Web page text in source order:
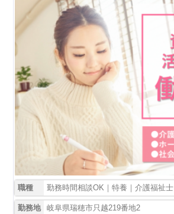
職種 勤務時間相談OK｜特養｜介護福祉士
勤務地 岐阜県瑞穂市只越219番地2